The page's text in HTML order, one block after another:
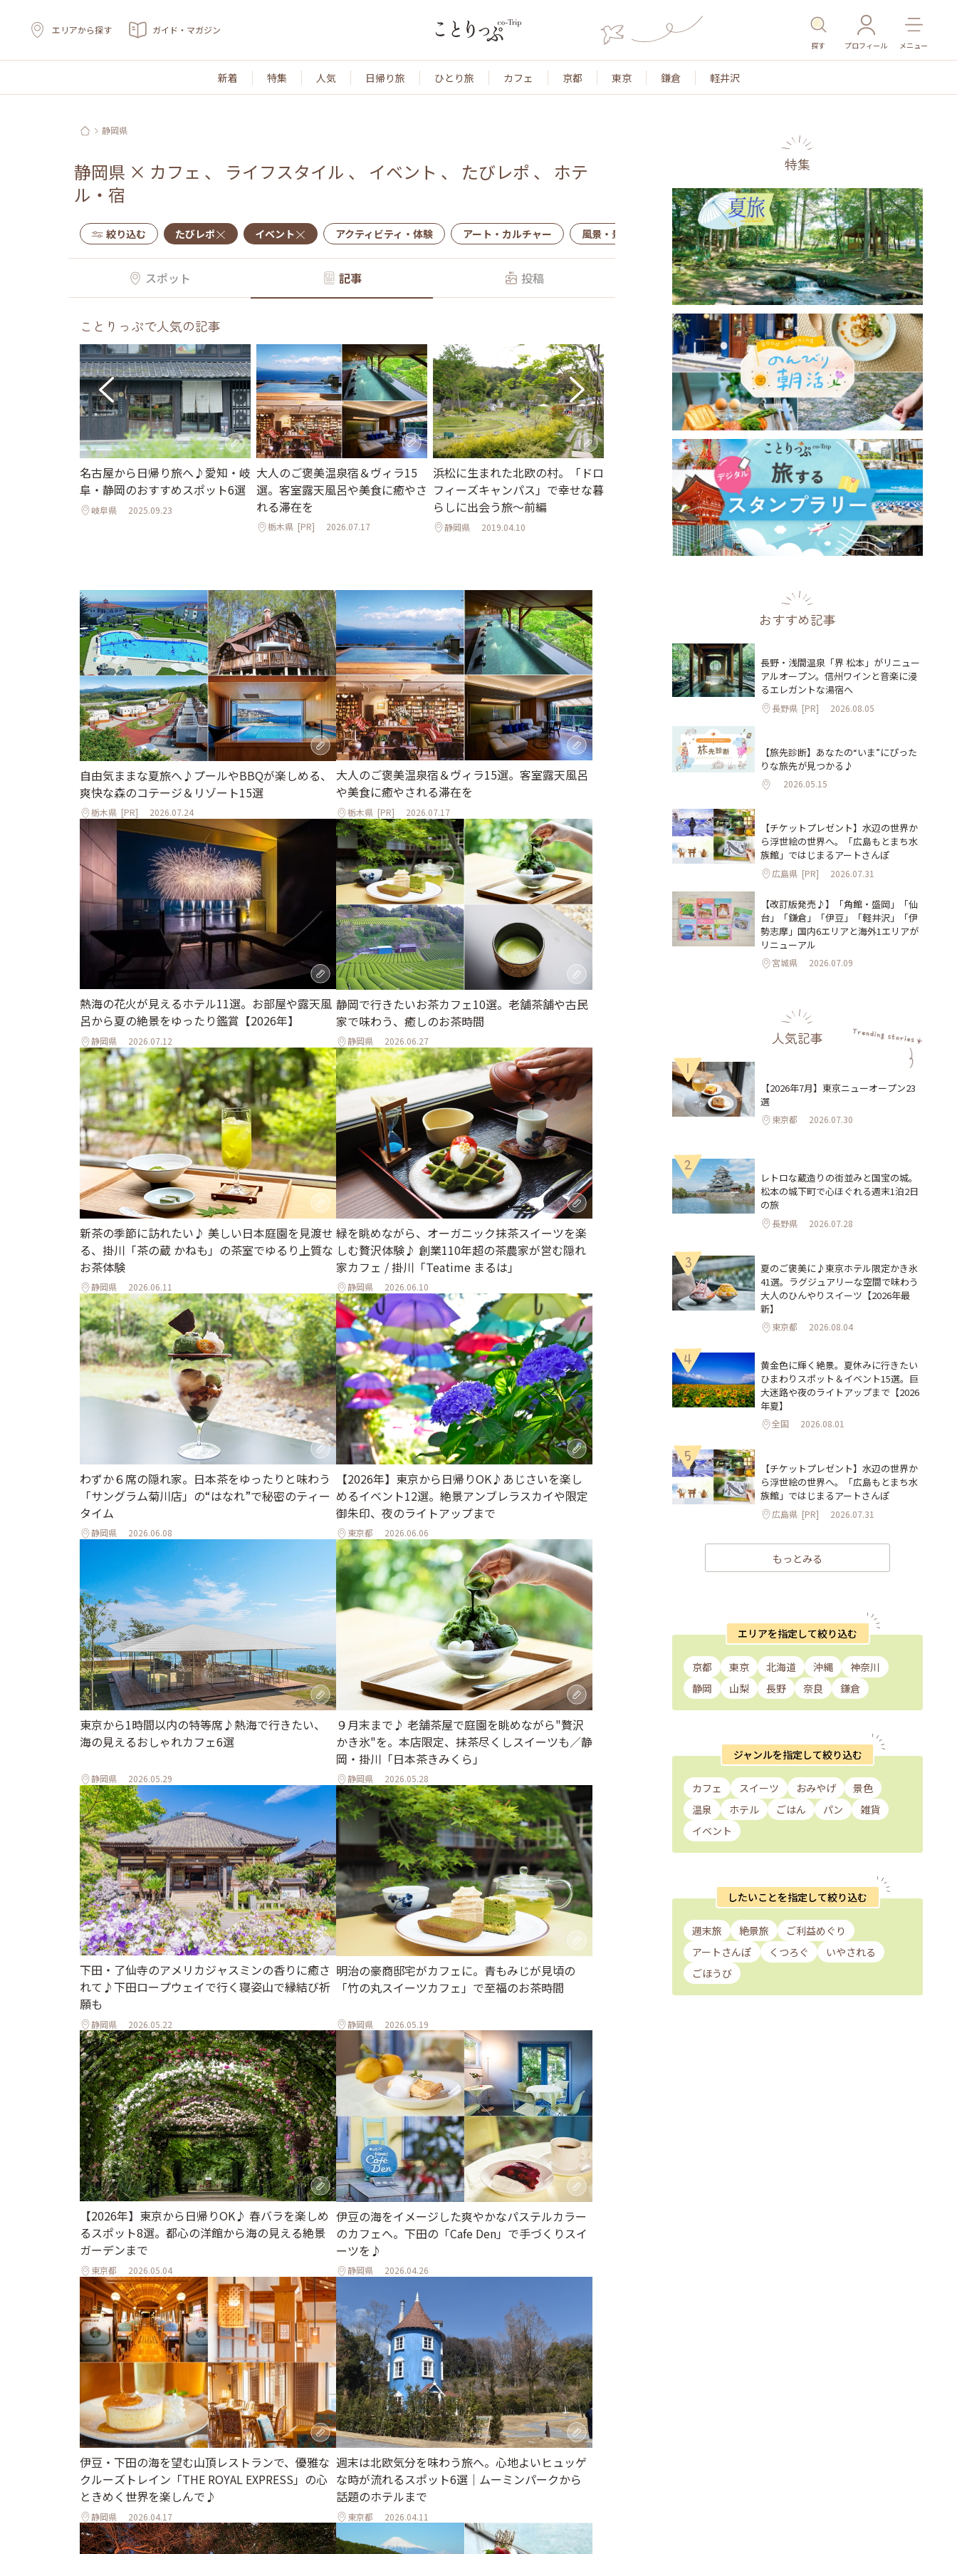
エリアから探す ガイド・マガジン
探す プロフィール メニュー
新着 特集 人気 日帰り旅 ひとり旅 カフェ 京都 東京 鎌倉 軽井沢
静岡県
静岡県 × カフェ 、 ライフスタイル 、 イベント 、 たびレポ 、 ホテ
ル・宿
絞り込む たびレポ イベント アクティビティ・体験 アート・カルチャー 風景・景色 名所・旧跡 温泉・スパ その他施設 ごはん
スポット 記事 投稿
ことりっぷで人気の記事
名古屋から日帰り旅へ♪愛知・岐
阜・静岡のおすすめスポット6選
岐阜県 2025.09.23
大人のご褒美温泉宿＆ヴィラ15
選。客室露天風呂や美食に癒やさ
れる滞在を
栃木県 [PR] 2026.07.17
浜松に生まれた北欧の村。「ドロ
フィーズキャンパス」で幸せな暮
らしに出会う旅～前編
静岡県 2019.04.10
【東伊豆・下田でしたいこと7
選】下田歴史さんぽ＆レトロカフ
ェ、熱川・北川温泉の海絶景露天
2022.07.22
自由気ままな夏旅へ♪プールやBBQが楽しめる、
爽快な森のコテージ＆リゾート15選
栃木県 [PR] 2026.07.24
大人のご褒美温泉宿＆ヴィラ15選。客室露天風呂
や美食に癒やされる滞在を
栃木県 [PR] 2026.07.17
熱海の花火が見えるホテル11選。お部屋や露天風
呂から夏の絶景をゆったり鑑賞【2026年】
静岡県 2026.07.12
静岡で行きたいお茶カフェ10選。老舗茶舗や古民
家で味わう、癒しのお茶時間
静岡県 2026.06.27
新茶の季節に訪れたい♪ 美しい日本庭園を見渡せ
る、掛川「茶の蔵 かねも」の茶室でゆるり上質な
お茶体験
静岡県 2026.06.11
緑を眺めながら、オーガニック抹茶スイーツを楽
しむ贅沢体験♪ 創業110年超の茶農家が営む隠れ
家カフェ / 掛川「Teatime まるは」
静岡県 2026.06.10
わずか６席の隠れ家。日本茶をゆったりと味わう
「サングラム菊川店」の“はなれ”で秘密のティー
タイム
静岡県 2026.06.08
【2026年】東京から日帰りOK♪あじさいを楽し
めるイベント12選。絶景アンブレラスカイや限定
御朱印、夜のライトアップまで
東京都 2026.06.06
東京から1時間以内の特等席♪熱海で行きたい、
海の見えるおしゃれカフェ6選
静岡県 2026.05.29
９月末まで♪ 老舗茶屋で庭園を眺めながら"贅沢
かき氷"を。本店限定、抹茶尽くしスイーツも／静
岡・掛川「日本茶きみくら」
静岡県 2026.05.28
下田・了仙寺のアメリカジャスミンの香りに癒さ
れて♪下田ロープウェイで行く寝姿山で縁結び祈
願も
静岡県 2026.05.22
明治の豪商邸宅がカフェに。青もみじが見頃の
「竹の丸スイーツカフェ」で至福のお茶時間
静岡県 2026.05.19
【2026年】東京から日帰りOK♪ 春バラを楽しめ
るスポット8選。都心の洋館から海の見える絶景
ガーデンまで
東京都 2026.05.04
伊豆の海をイメージした爽やかなパステルカラー
のカフェへ。下田の「Cafe Den」で手づくりスイ
ーツを♪
静岡県 2026.04.26
伊豆・下田の海を望む山頂レストランで、優雅な
クルーズトレイン「THE ROYAL EXPRESS」の心
ときめく世界を楽しんで♪
静岡県 2026.04.17
週末は北欧気分を味わう旅へ。心地よいヒュッゲ
な時が流れるスポット6選｜ムーミンパークから
話題のホテルまで
東京都 2026.04.11
特集
おすすめ記事
長野・浅間温泉「界 松本」がリニュー
アルオープン。信州ワインと音楽に浸
るエレガントな湯宿へ
長野県 [PR] 2026.08.05
【旅先診断】あなたの“いま”にぴった
りな旅先が見つかる♪
2026.05.15
【チケットプレゼント】水辺の世界か
ら浮世絵の世界へ。「広島もとまち水
族館」ではじまるアートさんぽ
広島県 [PR] 2026.07.31
【改訂版発売♪】「角館・盛岡」「仙
台」「鎌倉」「伊豆」「軽井沢」「伊
勢志摩」国内6エリアと海外1エリアが
リニューアル
宮城県 2026.07.09
人気記事
1
【2026年7月】東京ニューオープン23
選
東京都 2026.07.30
2
レトロな蔵造りの街並みと国宝の城。
松本の城下町で心ほぐれる週末1泊2日
の旅
長野県 2026.07.28
3
夏のご褒美に♪東京ホテル限定かき氷
41選。ラグジュアリーな空間で味わう
大人のひんやりスイーツ【2026年最
新】
東京都 2026.08.04
4
黄金色に輝く絶景。夏休みに行きたい
ひまわりスポット＆イベント15選。巨
大迷路や夜のライトアップまで【2026
年夏】
全国 2026.08.01
5
【チケットプレゼント】水辺の世界か
ら浮世絵の世界へ。「広島もとまち水
族館」ではじまるアートさんぽ
広島県 [PR] 2026.07.31
もっとみる
エリアを指定して絞り込む
京都 東京 北海道 沖縄
神奈川
静岡
山梨 長野 奈良 鎌倉
ジャンルを指定して絞り込む
カフェ スイーツ おみやげ
景色
温泉
ホテル ごはん パン
雑貨
イベント
したいことを指定して絞り込む
週末旅 絶景旅
ご利益めぐり
アートさんぽ
くつろぐ
いやされる
ごほうび